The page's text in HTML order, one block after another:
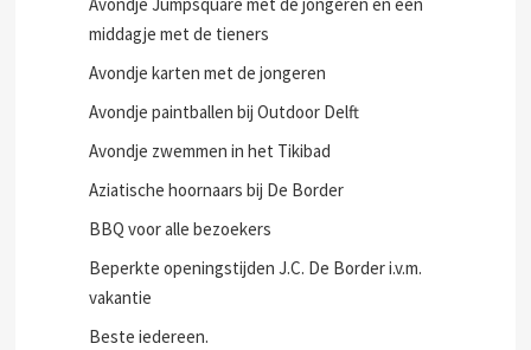
middagje met de tieners
Avondje karten met de jongeren
Avondje paintballen bij Outdoor Delft
Avondje zwemmen in het Tikibad
Aziatische hoornaars bij De Border
BBQ voor alle bezoekers
Beperkte openingstijden J.C. De Border i.v.m.
vakantie
Beste iedereen.